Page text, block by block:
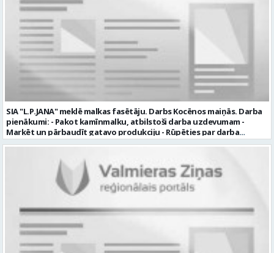
SIA "L.P.JANA" meklē malkas fasētāju. Darbs Kocēnos maiņās. Darba
pienākumi: - Pakot kamīnmalku, atbilstoši darba uzdevumam -
Marķēt un pārbaudīt gatavo produkciju - Rūpēties par darba
kvalitāti un kārtību darba vietā Prasības kandidātiem: - Laba fiziskā
Uzņēmums piedāvā: - Atalgojumu EUR 1200 bruto (atkarīgs no
padarītā) - Vienmēr laikā izmaksātu algu - Profesionālus un
atbalstošus kolēģus Lūgums CV sūtīt uz e- pastu:
pasutijumi@lpjana.lv vai zvanīt pa tālruni: 28319289 Profesija:
SAIŅOŠANAS OPERATORS Algas izmaksas veids: Laika darba alga
Darba vietas adrese: LATVIJA, Gravas iela 2, Kocēni, Kocēnu pag.,
Valmieras nov. Slodze: Viena vesela slodze Darbības joma: Ražošana
Pieteikto vietu skaits: 2 Aktuāla līdz: 2027-09-07 Darba sākšanas
datums: 2026-08-17 Kontaktpersona: Davids Pavlovs